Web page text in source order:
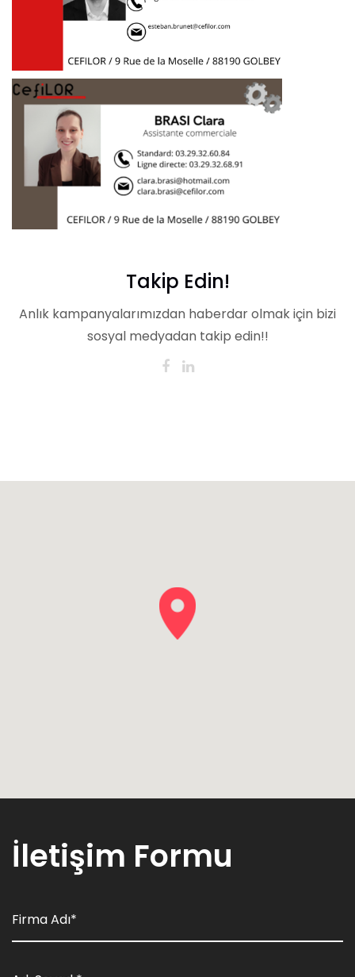
Takip Edin!
Anlık kampanyalarımızdan haberdar olmak için bizi
sosyal medyadan takip edin!!
İletişim Formu